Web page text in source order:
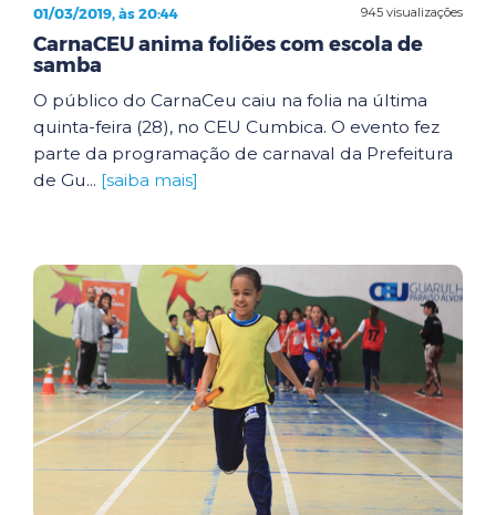
945 visualizações
01/03/2019, às 20:44
CarnaCEU anima foliões com escola de
samba
O público do CarnaCeu caiu na folia na última
quinta-feira (28), no CEU Cumbica. O evento fez
parte da programação de carnaval da Prefeitura
de Gu... [saiba mais]